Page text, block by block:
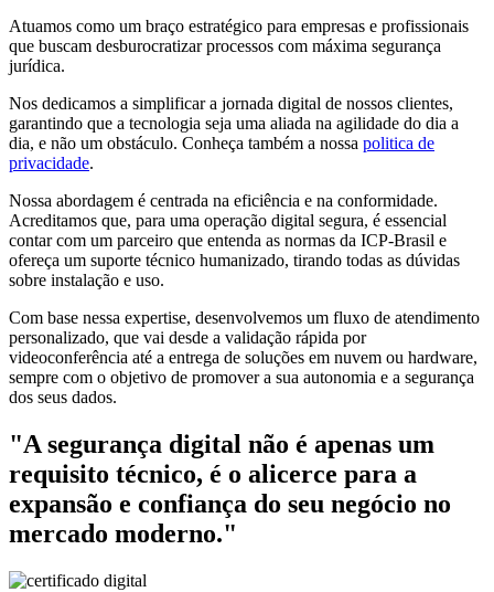
Atuamos como um braço estratégico para empresas e profissionais
que buscam desburocratizar processos com máxima segurança
jurídica.
Nos dedicamos a simplificar a jornada digital de nossos clientes,
garantindo que a tecnologia seja uma aliada na agilidade do dia a
dia, e não um obstáculo. Conheça também a nossa politica de
privacidade.
Nossa abordagem é centrada na eficiência e na conformidade.
Acreditamos que, para uma operação digital segura, é essencial
contar com um parceiro que entenda as normas da ICP-Brasil e
ofereça um suporte técnico humanizado, tirando todas as dúvidas
sobre instalação e uso.
Com base nessa expertise, desenvolvemos um fluxo de atendimento
personalizado, que vai desde a validação rápida por
videoconferência até a entrega de soluções em nuvem ou hardware,
sempre com o objetivo de promover a sua autonomia e a segurança
dos seus dados.
"A segurança digital não é apenas um
requisito técnico, é o alicerce para a
expansão e confiança do seu negócio no
mercado moderno."